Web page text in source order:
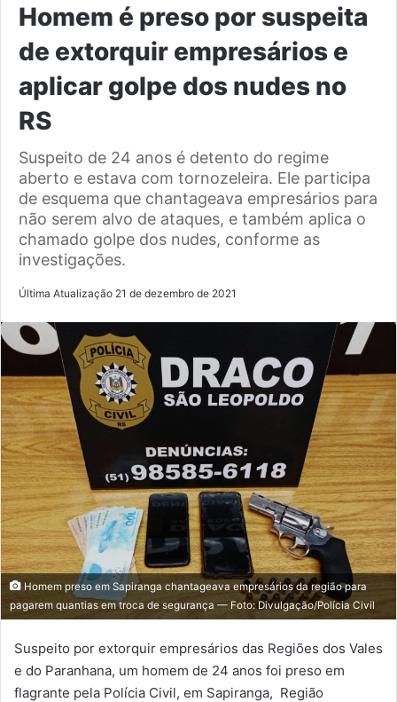
Homem é preso por suspeita
de extorquir empresários e
aplicar golpe dos nudes no
RS
Suspeito de 24 anos é detento do regime
aberto e estava com tornozeleira. Ele participa
de esquema que chantageava empresários para
não serem alvo de ataques, e também aplica o
chamado golpe dos nudes, conforme as
investigações.
Última Atualização 21 de dezembro de 2021
Homem preso em Sapiranga chantageava empresários da região para
pagarem quantias em troca de segurança — Foto: Divulgação/Polícia Civil
Suspeito por extorquir empresários das Regiões dos Vales
e do Paranhana, um homem de 24 anos foi preso em
flagrante pela Polícia Civil, em Sapiranga, Região